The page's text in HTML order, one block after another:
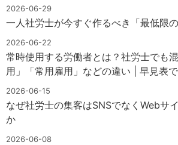
2026-06-29
一人社労士が今すぐ作るべき「最低限の
2026-06-22
常時使用する労働者とは？社労士でも
用」「常用雇用」などの違い | 早見表
2026-06-15
なぜ社労士の集客はSNSでなくWebサ
か
2026-06-08